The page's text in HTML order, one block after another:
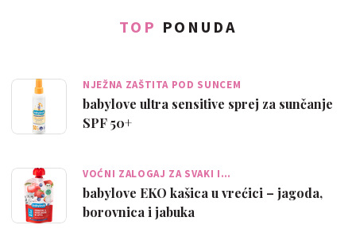
TOP PONUDA
NJEŽNA ZAŠTITA POD SUNCEM
babylove ultra sensitive sprej za sunčanje
SPF 50+
VOĆNI ZALOGAJ ZA SVAKI I…
babylove EKO kašica u vrećici – jagoda,
borovnica i jabuka